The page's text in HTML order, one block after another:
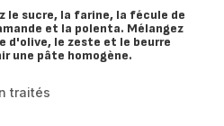
le sucre, la farine, la fécule de
et la polenta. Mélangez
d'olive, le zeste et le beurre
une pâte homogène.
traités